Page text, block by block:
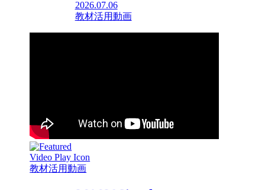
2026.07.06
教材活用動画
教材活用動画